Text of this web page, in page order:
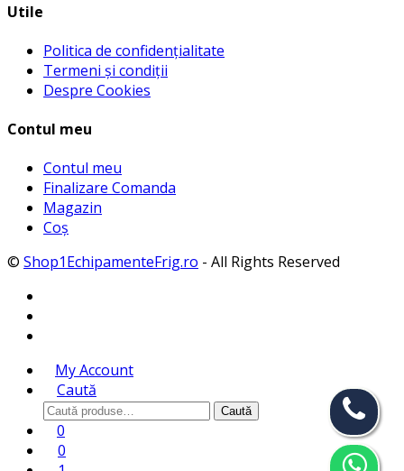
Utile
Politica de confidențialitate
Termeni și condiții
Despre Cookies
Contul meu
Contul meu
Finalizare Comanda
Magazin
Coș
© Shop1EchipamenteFrig.ro - All Rights Reserved
My Account
Caută
Caută
după:
Caută
0
0